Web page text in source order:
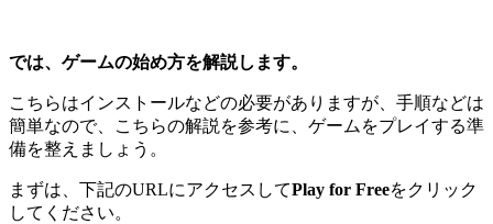
では、ゲームの始め方を解説します。
こちらはインストールなどの必要がありますが、手順などは
簡単なので、こちらの解説を参考に、ゲームをプレイする準
備を整えましょう。
まずは、下記のURLにアクセスしてPlay for Freeをクリック
してください。